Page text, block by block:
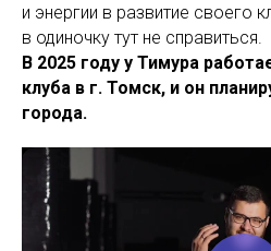
и энергии в развитие своего
в одиночку тут не справиться.
В 2025 году у Тимура
клуба в г. Томск, и он
города.